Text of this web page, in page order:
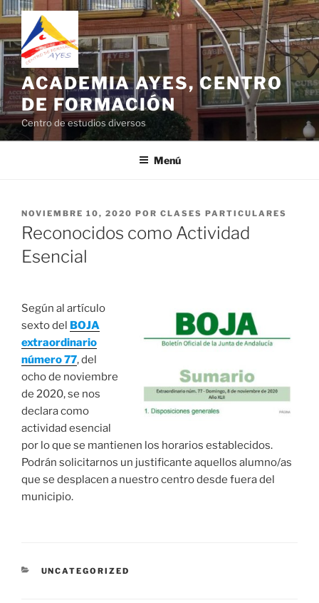
Saltar
al
contenido
ACADEMIA AYES, CENTRO
DE FORMACIÓN
Centro de estudios diversos
Menú
PUBLICADO
EL
NOVIEMBRE 10, 2020 POR CLASES PARTICULARES
Reconocidos como Actividad
Esencial
Según al artículo
sexto del BOJA
extraordinario
número 77, del
ocho de noviembre
de 2020, se nos
declara como
actividad esencial
por lo que se mantienen los horarios establecidos.
Podrán solicitarnos un justificante aquellos alumno/as
que se desplacen a nuestro centro desde fuera del
municipio.
CATEGORÍAS
UNCATEGORIZED